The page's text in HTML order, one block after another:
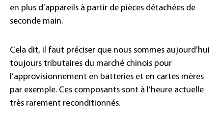
en plus d’appareils à partir de pièces détachées de
seconde main.
Cela dit, il faut préciser que nous sommes aujourd’hui
toujours tributaires du marché chinois pour
l’approvisionnement en batteries et en cartes mères
par exemple. Ces composants sont à l’heure actuelle
très rarement reconditionnés.